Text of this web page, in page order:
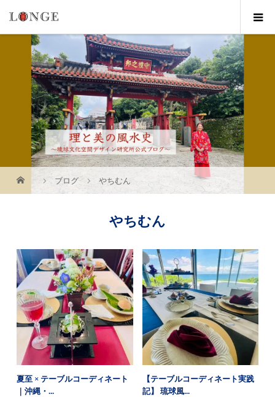
ブログ やちむん
やちむん
夏至 × テーブルコーディネート
｜沖縄・...
【テーブルコーディネート実践
記】 琉球風...